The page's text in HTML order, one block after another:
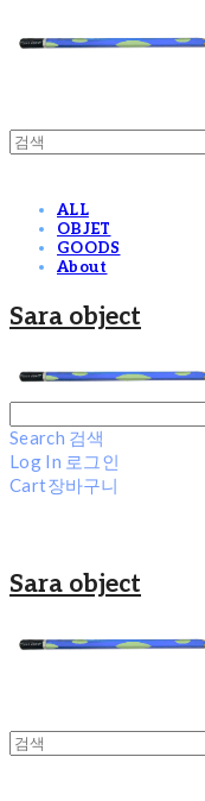
ALL
OBJET
GOODS
About
Sara object
Search 검색
Log In 로그인
Cart장바구니
Sara object